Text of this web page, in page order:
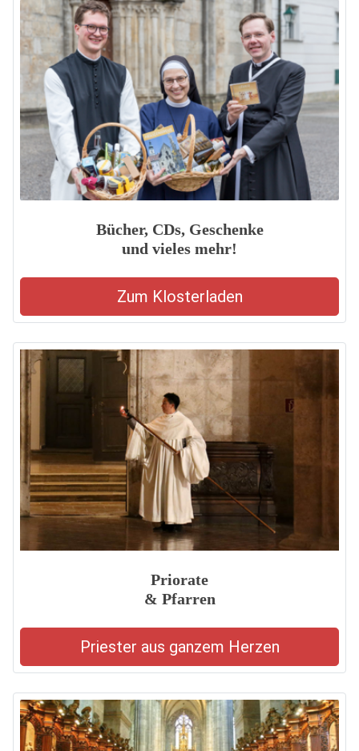
Bücher, CDs, Geschenke
und vieles mehr!
Zum Klosterladen
Priorate
& Pfarren
Priester aus ganzem Herzen